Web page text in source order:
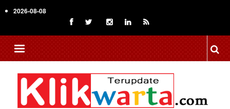
to
content
2026-08-08